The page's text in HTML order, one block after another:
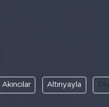
Akıncılar Altınyayla